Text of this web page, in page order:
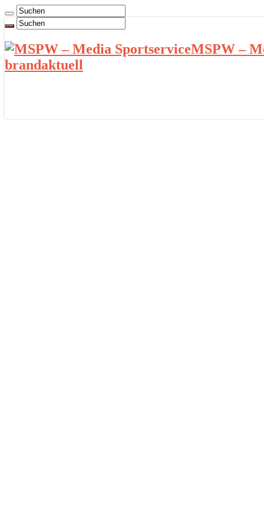
MSPW –
brandaktuell